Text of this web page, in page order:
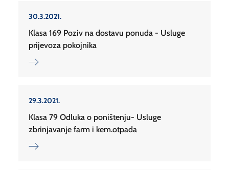
30.3.2021.
Klasa 169 Poziv na dostavu ponuda - Usluge
prijevoza pokojnika
29.3.2021.
Klasa 79 Odluka o poništenju- Usluge
zbrinjavanje farm i kem.otpada